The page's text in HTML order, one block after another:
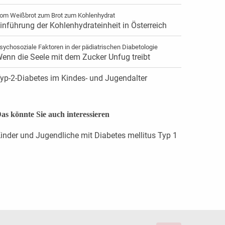
Weißbrot zum Brot zum Kohlenhydrat
der Kohlenhydrateinheit in Österreich
Faktoren in der pädiatrischen Diabetologie
die Seele mit dem Zucker Unfug treibt
2-Diabetes im Kindes- und Jugendalter
könnte Sie auch interessieren
und Jugendliche mit Diabetes mellitus Typ 1